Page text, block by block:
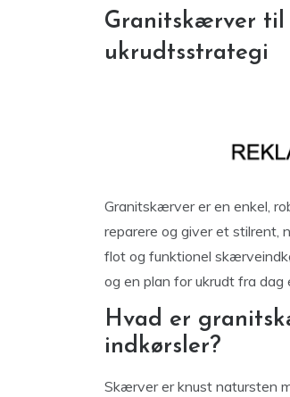
Granitskærver til
ukrudtsstrategi
Granitskærver er en enkel,
reparere og giver et stilrent,
flot og funktionel
og en plan for ukrudt fra
Hvad er
indkørsler?
Skærver er knust natursten